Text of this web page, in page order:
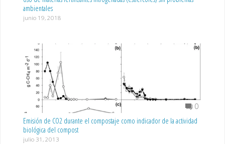
ambientales
junio 19, 2018
0
Emisión de CO2 durante el compostaje como indicador de la actividad
biológica del compost
julio 31, 2013